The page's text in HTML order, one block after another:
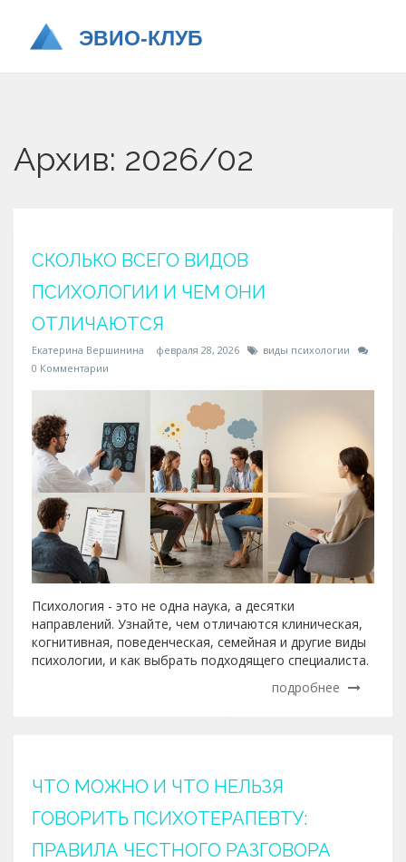
Архив: 2026/02
СКОЛЬКО ВСЕГО ВИДОВ
ПСИХОЛОГИИ И ЧЕМ ОНИ
ОТЛИЧАЮТСЯ
Екатерина Вершинина февраля 28, 2026
виды психологии
0 Комментарии
Психология - это не одна наука, а десятки
направлений. Узнайте, чем отличаются клиническая,
когнитивная, поведенческая, семейная и другие виды
психологии, и как выбрать подходящего специалиста.
подробнее
ЧТО МОЖНО И ЧТО НЕЛЬЗЯ
ГОВОРИТЬ ПСИХОТЕРАПЕВТУ:
ПРАВИЛА ЧЕСТНОГО РАЗГОВОРА